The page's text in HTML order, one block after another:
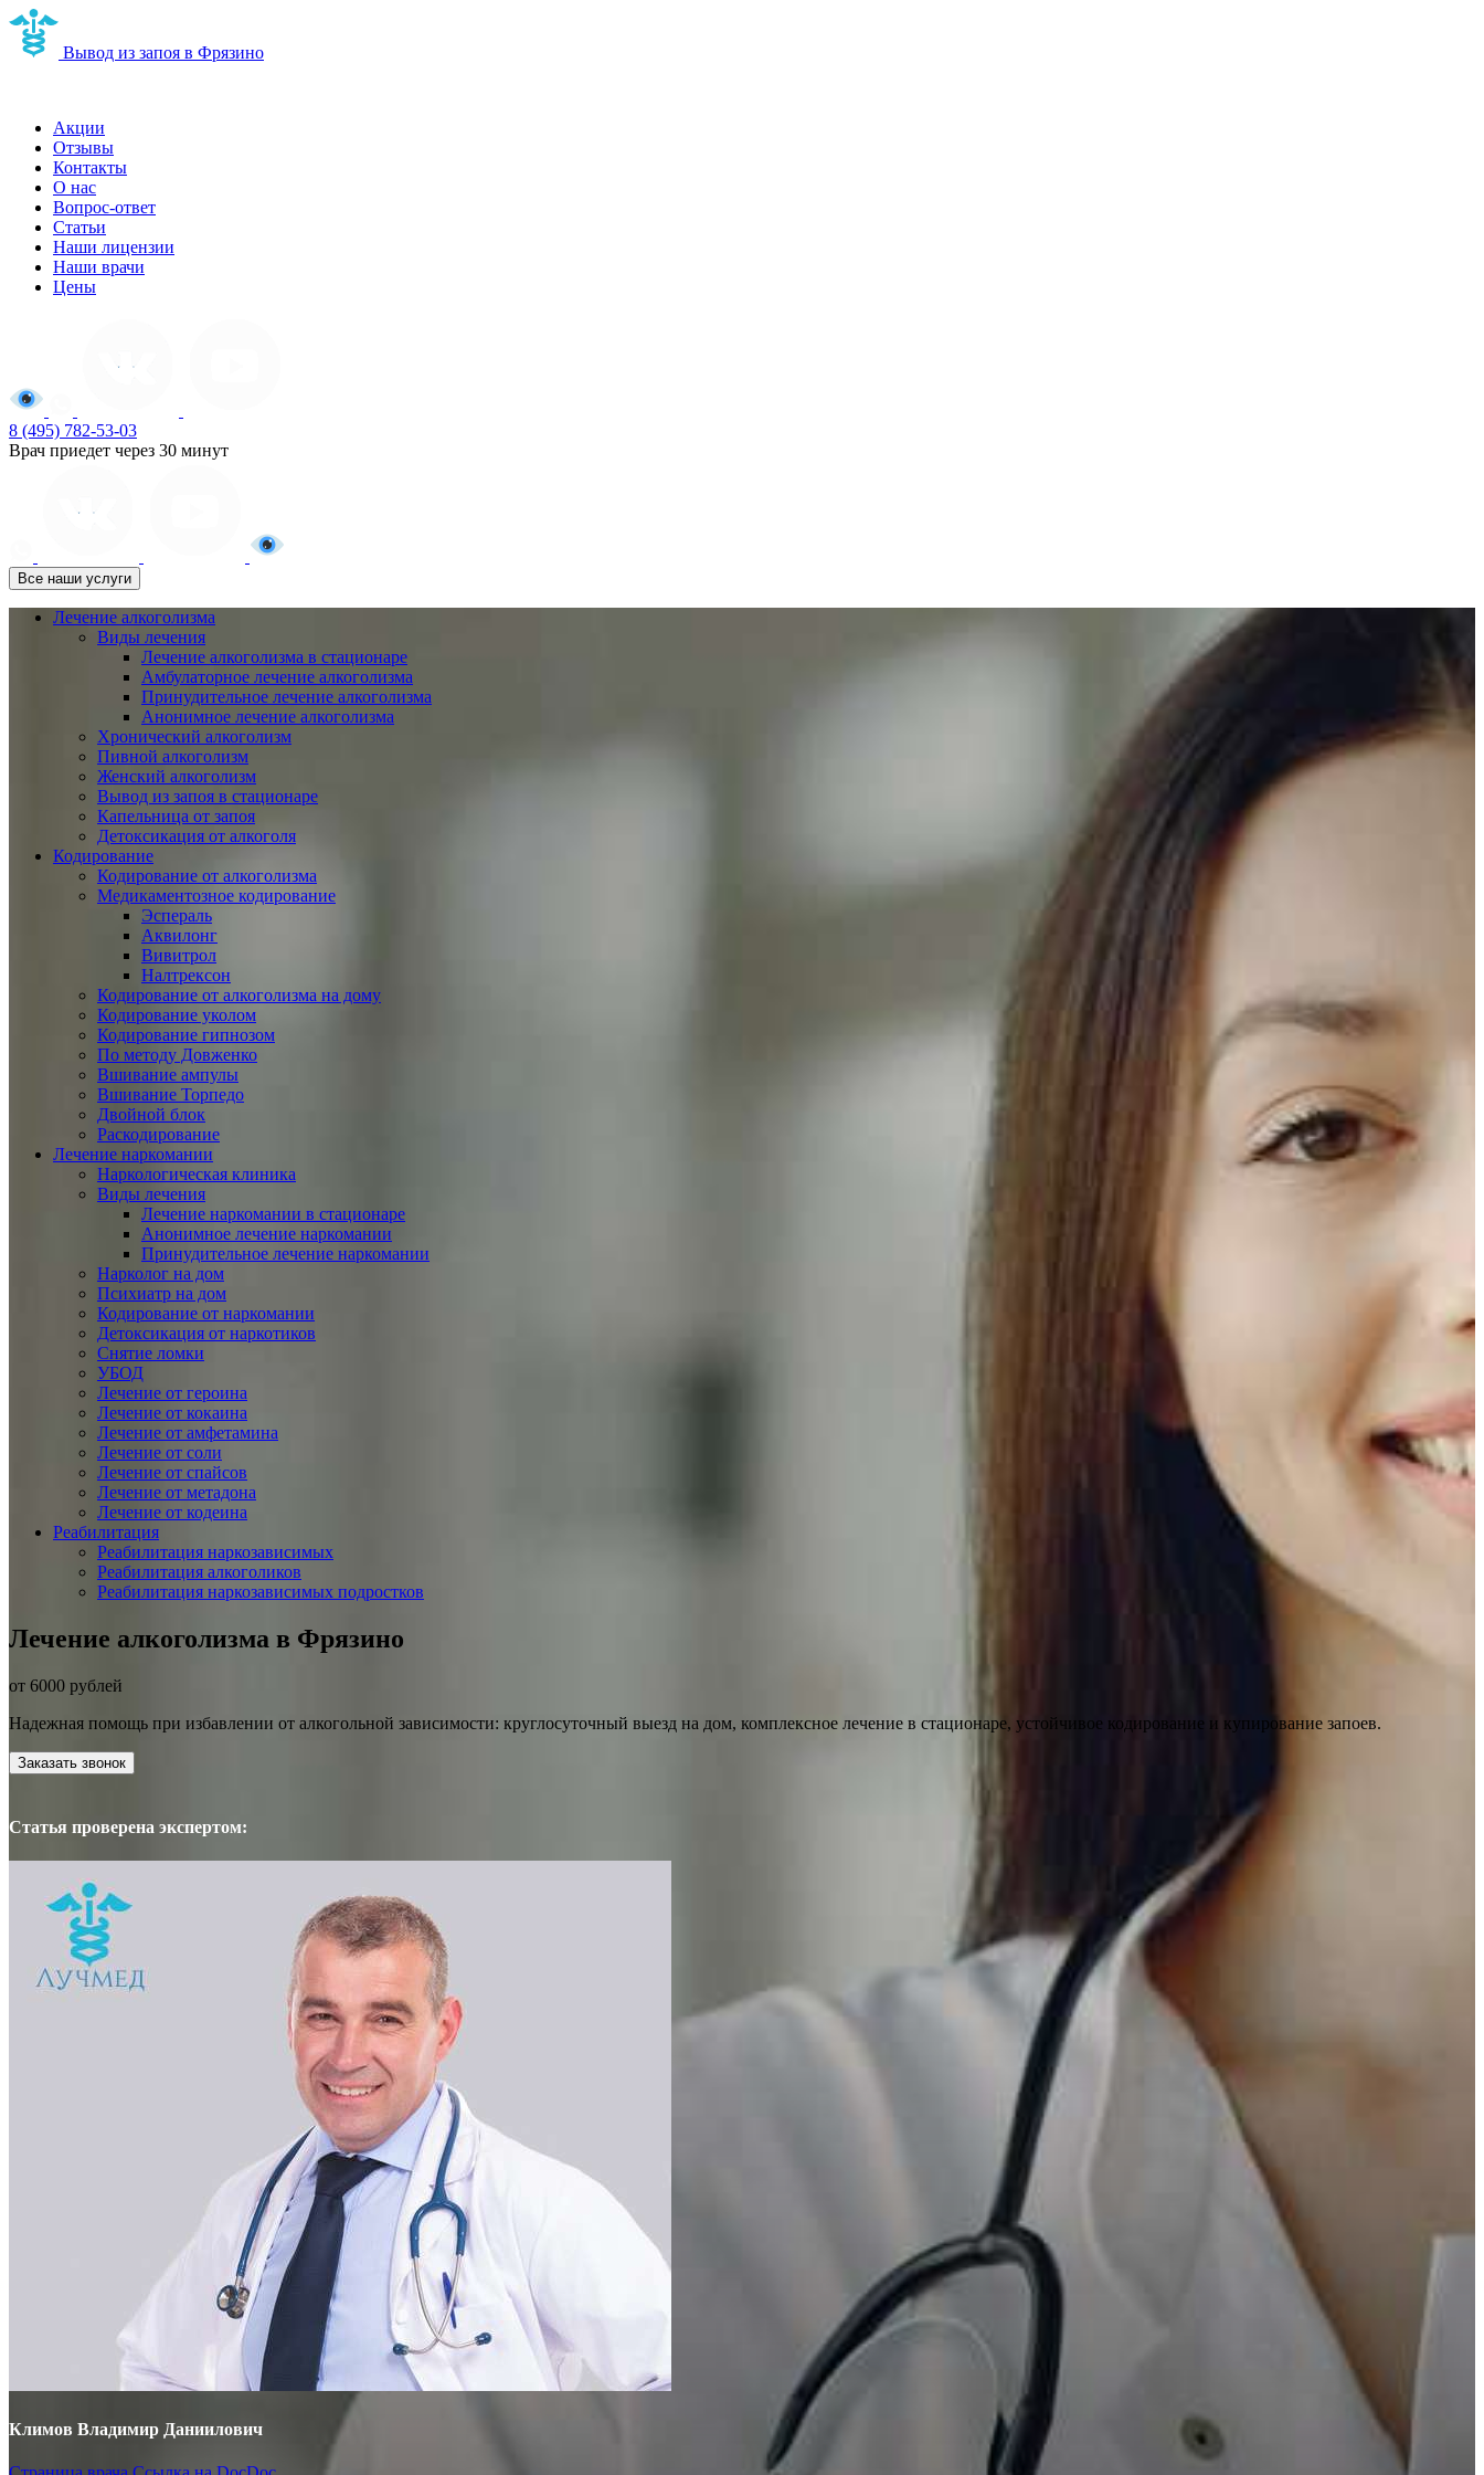
Вывод из запоя в Фрязино
Акции
Отзывы
Контакты
О нас
Вопрос-ответ
Статьи
Наши лицензии
Наши врачи
Цены
8 (495) 782-53-03
Врач приедет через 30 минут
Все наши услуги
Лечение алкоголизма
Виды лечения
Лечение алкоголизма в стационаре
Амбулаторное лечение алкоголизма
Принудительное лечение алкоголизма
Анонимное лечение алкоголизма
Хронический алкоголизм
Пивной алкоголизм
Женский алкоголизм
Вывод из запоя в стационаре
Капельница от запоя
Детоксикация от алкоголя
Кодирование
Кодирование от алкоголизма
Медикаментозное кодирование
Эспераль
Аквилонг
Вивитрол
Налтрексон
Кодирование от алкоголизма на дому
Кодирование уколом
Кодирование гипнозом
По методу Довженко
Вшивание ампулы
Вшивание Торпедо
Двойной блок
Раскодирование
Лечение наркомании
Наркологическая клиника
Виды лечения
Лечение наркомании в стационаре
Анонимное лечение наркомании
Принудительное лечение наркомании
Нарколог на дом
Психиатр на дом
Кодирование от наркомании
Детоксикация от наркотиков
Снятие ломки
УБОД
Лечение от героина
Лечение от кокаина
Лечение от амфетамина
Лечение от соли
Лечение от спайсов
Лечение от метадона
Лечение от кодеина
Реабилитация
Реабилитация наркозависимых
Реабилитация алкоголиков
Реабилитация наркозависимых подростков
Лечение алкоголизма в Фрязино
от 6000 рублей
Надежная помощь при избавлении от алкогольной зависимости: круглосуточный выезд на дом, комплексное лечение в стационаре, устойчивое кодирование и купирование запоев.
Заказать звонок
Статья проверена экспертом:
Климов Владимир Даниилович